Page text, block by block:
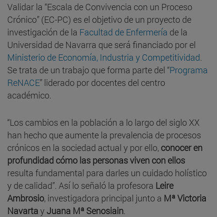
Validar la “Escala de Convivencia con un Proceso
Crónico” (EC-PC) es el objetivo de un proyecto de
investigación de la Facultad de Enfermería de la
Universidad de Navarra que será financiado por el
Ministerio de Economía, Industria y Competitividad.
Se trata de un trabajo que forma parte del “Programa
ReNACE” liderado por docentes del centro
académico.
“Los cambios en la población a lo largo del siglo XX
han hecho que aumente la prevalencia de procesos
crónicos en la sociedad actual y por ello, conocer en
profundidad cómo las personas viven con ellos
resulta fundamental para darles un cuidado holístico
y de calidad”. Así lo señaló la profesora Leire
Ambrosio, investigadora principal junto a Mª Victoria
Navarta yJuana Mª Senosiain.